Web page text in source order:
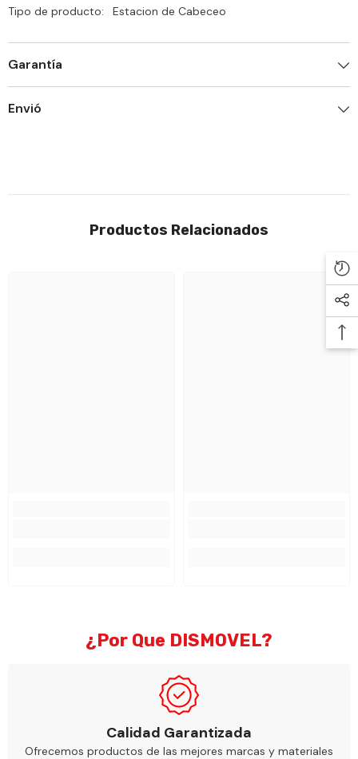
Tipo de producto:
Estacion de Cabeceo
Garantía
Envió
Productos Relacionados
¿Por Que DISMOVEL?
Calidad Garantizada
Ofrecemos productos de las mejores marcas y materiales